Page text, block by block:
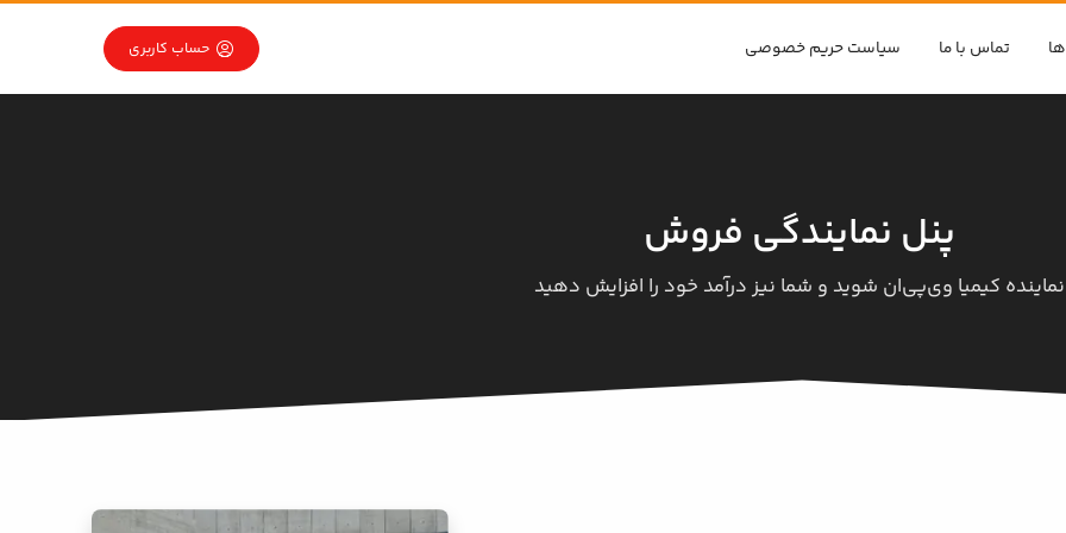
تماس با ما سیاست حریم خصوصی حساب کاربری
پنل نمایندگی فروش
نماینده کیمیا وی‌پی‌ان شوید و شما نیز درآمد خود را افزایش دهید